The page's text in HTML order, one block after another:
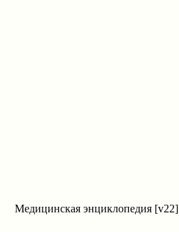
Медицинская энциклопедия [v22]